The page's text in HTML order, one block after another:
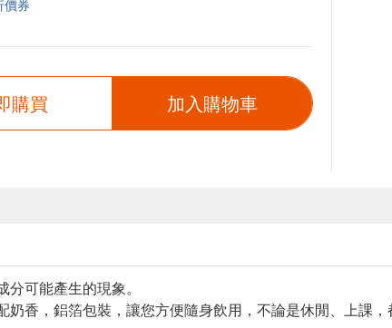
價券
購買 加入購物車
可能產生的現象。
香，鋁箔包裝，讓您方便隨身飲用，不論是休閒、上課